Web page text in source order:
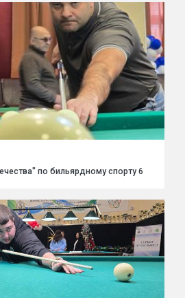
по бильярдному спорту 6